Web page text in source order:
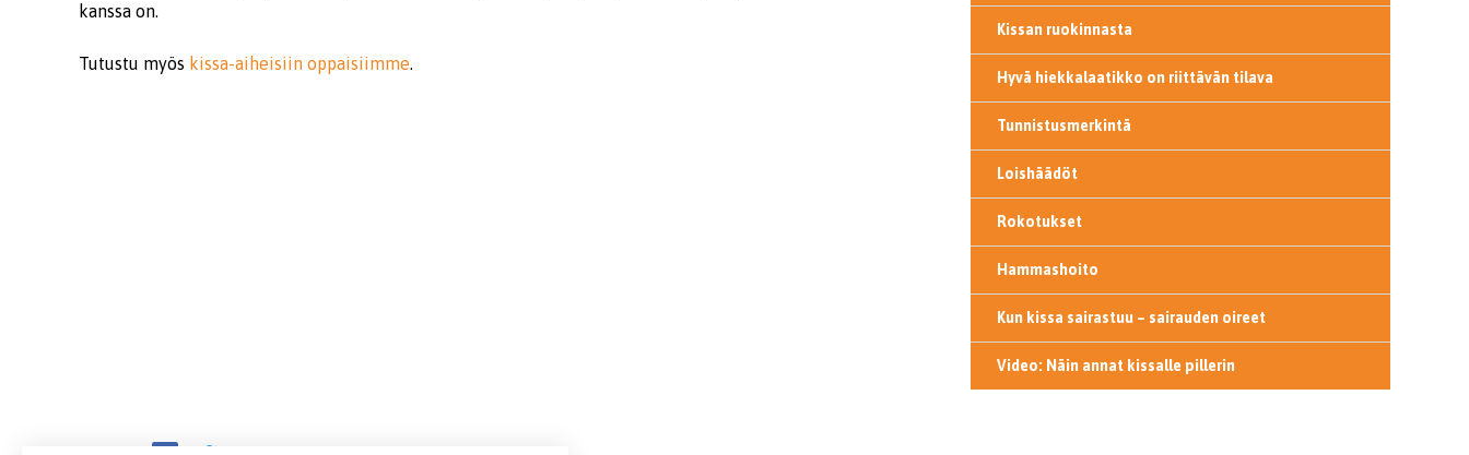
kanssa on.
Tutustu myös kissa-aiheisiin oppaisiimme.
Kissan ruokinnasta
Hyvä hiekkalaatikko on riittävän tilava
Tunnistusmerkintä
Loishäädöt
Rokotukset
Hammashoito
Kun kissa sairastuu – sairauden oireet
Video: Näin annat kissalle pillerin